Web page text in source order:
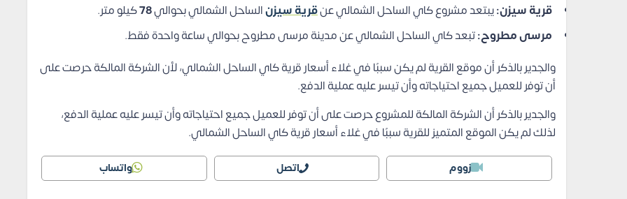
قرية سيزن:يبتعد مشروع كاي الساحل الشمالي عنقرية سيزنالساحل الشمالي بحوالي78كيلو متر.
مرسى مطروح:تبعد كاي الساحل الشمالي عن مدينة مرسى مطروح بحوالي ساعة واحدة فقط.
والجدير بالذكر أن موقع القرية لم يكن سببًا في غلاء أسعار قرية كاي الساحل الشمالي، لأن الشركة المالكة حرصت على
أن توفر للعميل جميع احتياجاته وأن تيسر عليه عملية الدفع.
والجدير بالذكر أن الشركة المالكة للمشروع حرصت على أن توفر للعميل جميع احتياجاته وأن تيسر عليه عملية الدفع،
لذلك لم يكن الموقع المتميز للقرية سببًا في غلاء أسعار قرية كاي الساحل الشمالي.
زووم اتصل واتساب